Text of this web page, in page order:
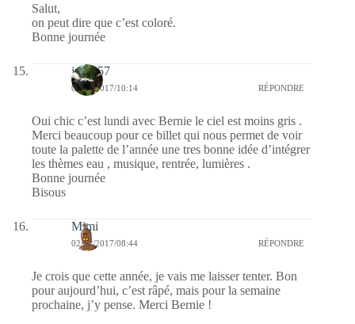
Salut,
on peut dire que c’est coloré.
Bonne journée
jazzy57
02/01/2017/10:14 RÉPONDRE
Oui chic c’est lundi avec Bernie le ciel est moins gris .
Merci beaucoup pour ce billet qui nous permet de voir
toute la palette de l’année une tres bonne idée d’intégrer
les thèmes eau , musique, rentrée, lumières .
Bonne journée
Bisous
Mimi
02/01/2017/08:44 RÉPONDRE
Je crois que cette année, je vais me laisser tenter. Bon
pour aujourd’hui, c’est râpé, mais pour la semaine
prochaine, j’y pense. Merci Bernie !